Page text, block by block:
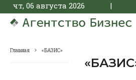
чт, 06 августа 2026 |
Главная «БАЗИС»